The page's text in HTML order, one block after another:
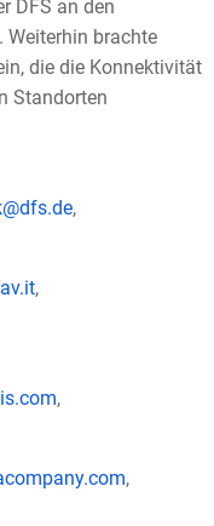
DFS an den
Weiterhin brachte
die die Konnektivität
Standorten
,
,
,
,